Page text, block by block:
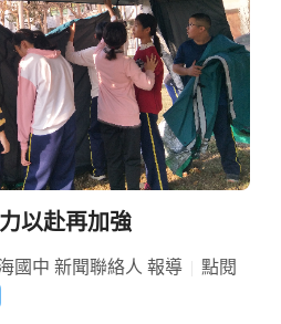
以赴再加強
國中 新聞聯絡人 報導
點閱